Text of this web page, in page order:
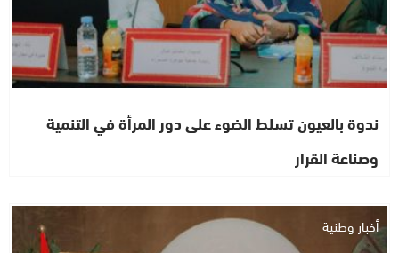
ندوة بالعيون تسلط الضوء على دور المرأة في التنمية
وصناعة القرار
أخبار وطنية